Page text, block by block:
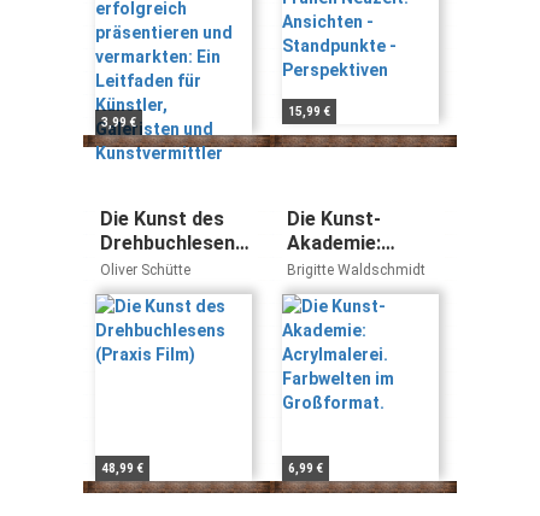
Künstler,
Galeristen und
Kunstvermittler
3,99 €
Perspektiven
15,99 €
Die Kunst des
Drehbuchlesens
(Praxis Film)
Oliver Schütte
48,99 €
Die Kunst-
Akademie:
Acrylmalerei.
Farbwelten im
Großformat.
Brigitte Waldschmidt
6,99 €